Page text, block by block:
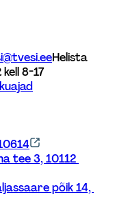
Helista
8-17
tee 3, 10112
põik 14,